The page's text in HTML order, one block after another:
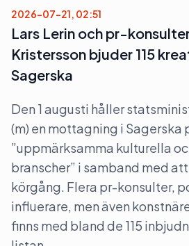
2026-07-21, 02:51
Lars Lerin och pr-
Kristersson bjuder 115
Sagerska
Den 1 augusti håller
(m) en mottagning i
”uppmärksamma kulturella
branscher” i samband med
körgång. Flera pr-konsulter,
influerare, men även
finns med bland de 115